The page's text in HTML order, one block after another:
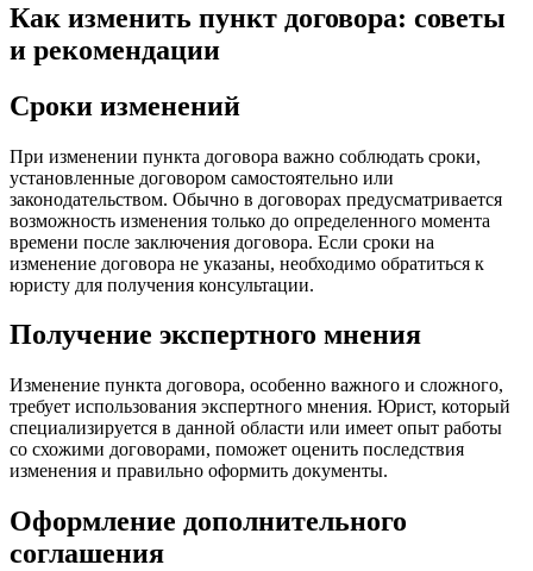
Как изменить пункт договора: советы
и рекомендации
Сроки изменений
При изменении пункта договора важно соблюдать сроки,
установленные договором самостоятельно или
законодательством. Обычно в договорах предусматривается
возможность изменения только до определенного момента
времени после заключения договора. Если сроки на
изменение договора не указаны, необходимо обратиться к
юристу для получения консультации.
Получение экспертного мнения
Изменение пункта договора, особенно важного и сложного,
требует использования экспертного мнения. Юрист, который
специализируется в данной области или имеет опыт работы
со схожими договорами, поможет оценить последствия
изменения и правильно оформить документы.
Оформление дополнительного
соглашения